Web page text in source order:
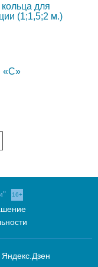
для
(1;1,5;2 м.)
16+
Яндекс.Дзен